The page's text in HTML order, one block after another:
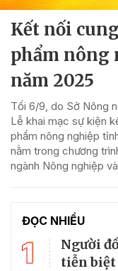
Kết nối
phẩm nông
năm 2025
Tối 6/9, do Sở Nông
Lễ khai mạc sự kiện
phẩm nông nghiệp
nằm trong chương
ngành Nông nghiệp
ĐỌC NHIỀU
1
Người
tiễn biệt